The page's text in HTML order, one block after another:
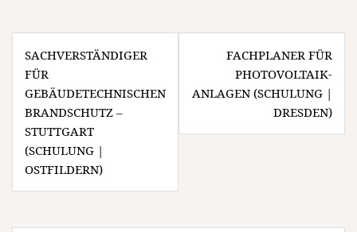
Beitragsnavigation
SACHVERSTÄNDIGER
FÜR
GEBÄUDETECHNISCHEN
BRANDSCHUTZ –
STUTTGART
(SCHULUNG |
OSTFILDERN)
FACHPLANER FÜR
PHOTOVOLTAIK-
ANLAGEN (SCHULUNG |
DRESDEN)